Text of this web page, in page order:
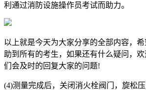
利通过消防设施操作员考试而助力。
以上就是今天为大家分享的全部内容，
助到所有的考生，如果还有什么疑问，
们会及时的回复大家的问题!
(4)测量完成后，关闭消火栓阀门，旋松